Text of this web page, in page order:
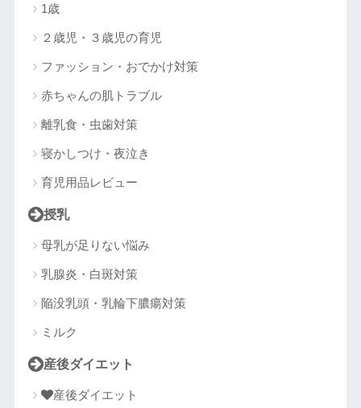
1歳
２歳児・３歳児の育児
ファッション・おでかけ対策
赤ちゃんの肌トラブル
離乳食・虫歯対策
寝かしつけ・夜泣き
育児用品レビュー
授乳
母乳が足りない悩み
乳腺炎・白斑対策
陥没乳頭・乳輪下膿瘍対策
ミルク
産後ダイエット
産後ダイエット